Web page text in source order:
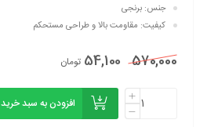
جنس: برنجی
کیفیت: مقاومت بالا و طراحی مستحکم
570,000
54,100 تومان
افزودن به سبد خرید